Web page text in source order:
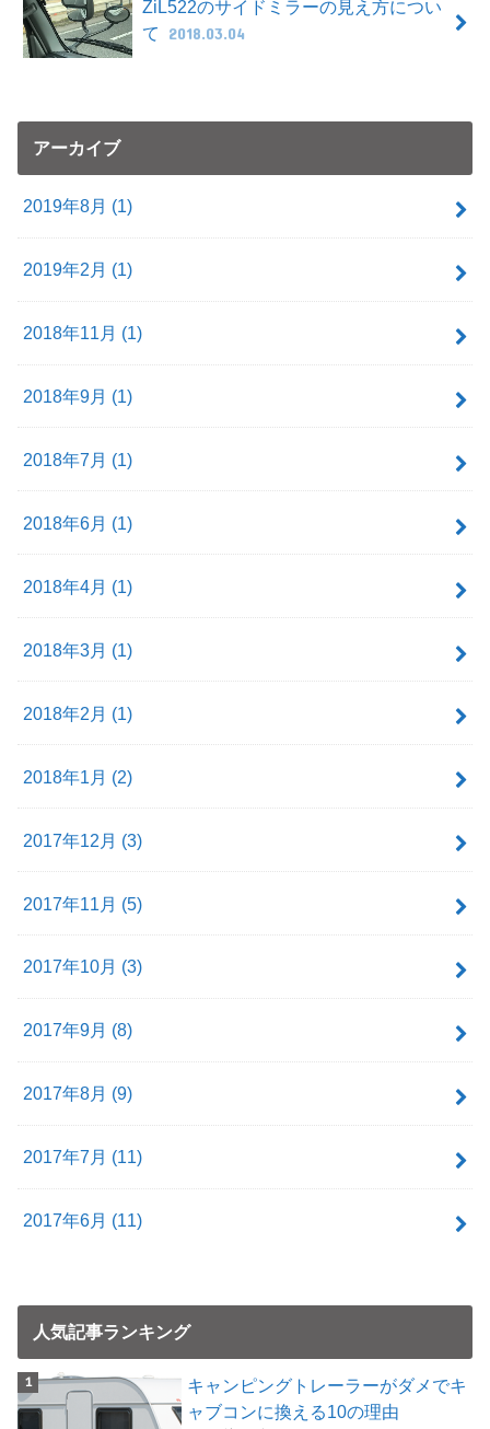
ZiL522のサイドミラーの見え方につい
て
2018.03.04
アーカイブ
2019年8月 (1)
2019年2月 (1)
2018年11月 (1)
2018年9月 (1)
2018年7月 (1)
2018年6月 (1)
2018年4月 (1)
2018年3月 (1)
2018年2月 (1)
2018年1月 (2)
2017年12月 (3)
2017年11月 (5)
2017年10月 (3)
2017年9月 (8)
2017年8月 (9)
2017年7月 (11)
2017年6月 (11)
人気記事ランキング
キャンピングトレーラーがダメでキ
ャブコンに換える10の理由